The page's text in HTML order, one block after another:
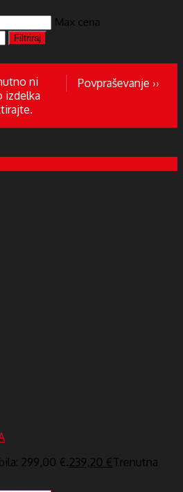
Max cena
Filtriraj
Povpraševanje ››
ni
izdelka
299,00 €.239,20 €Trenutna